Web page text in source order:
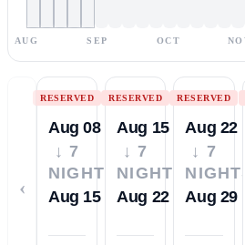
AUG SEP OCT
‹
RESERVED
Aug 08
↓ 7
NIGHTS
Aug 15
RESERVED
Aug 15
↓ 7
NIGHTS
Aug 22
RESERVED
Aug 22
↓ 7
NIGHTS
Aug 29